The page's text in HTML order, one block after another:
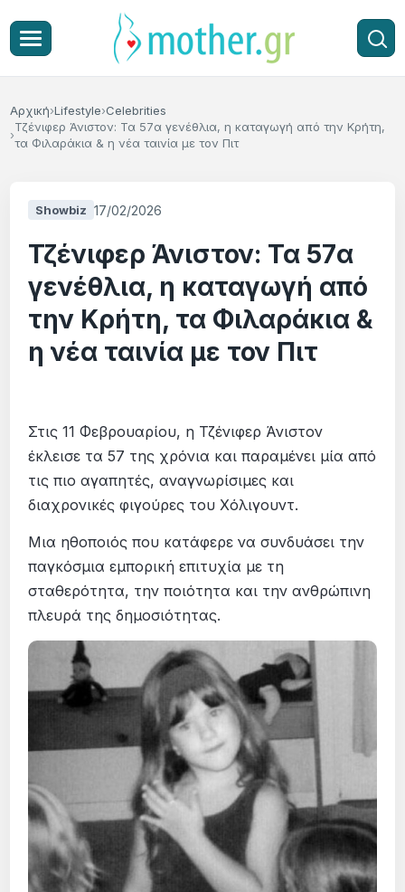
Αρχική Lifestyle Celebrities
Τζένιφερ Άνιστον: Τα 57α γενέθλια, η καταγωγή από την Κρήτη,
τα Φιλαράκια & η νέα ταινία με τον Πιτ
Showbiz 17/02/2026
Τζένιφερ Άνιστον: Τα 57α
γενέθλια, η καταγωγή από
την Κρήτη, τα Φιλαράκια &
η νέα ταινία με τον Πιτ
Στις 11 Φεβρουαρίου, η Τζένιφερ Άνιστον
έκλεισε τα 57 της χρόνια και παραμένει μία από
τις πιο αγαπητές, αναγνωρίσιμες και
διαχρονικές φιγούρες του Χόλιγουντ.
Μια ηθοποιός που κατάφερε να συνδυάσει την
παγκόσμια εμπορική επιτυχία με τη
σταθερότητα, την ποιότητα και την ανθρώπινη
πλευρά της δημοσιότητας.